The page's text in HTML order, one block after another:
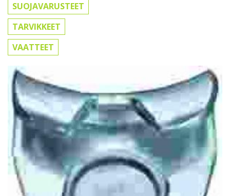
SUOJAVARUSTEET
TARVIKKEET
VAATTEET